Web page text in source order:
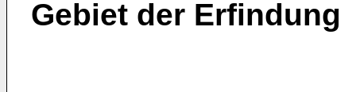
Gebiet der Erfindung